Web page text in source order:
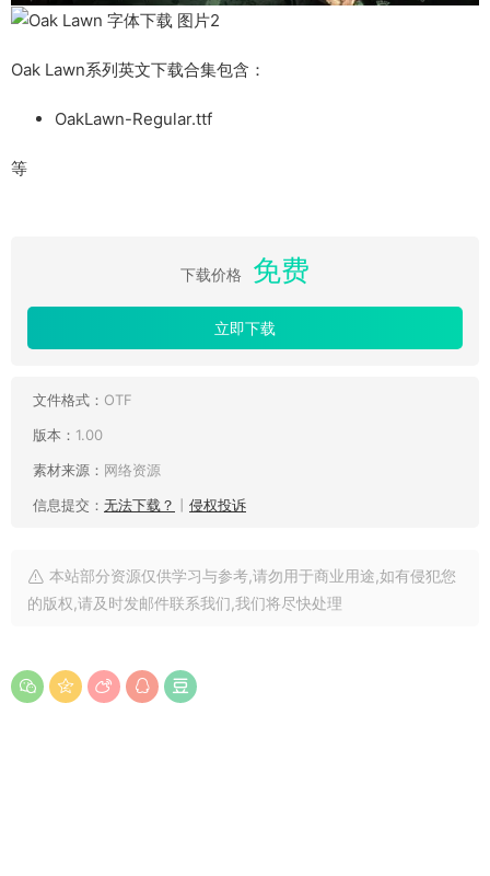
Oak Lawn系列英文下载合集包含：
OakLawn-Regular.ttf
等
下载价格 免费
立即下载
文件格式： OTF
版本： 1.00
素材来源： 网络资源
信息提交： 无法下载？ 侵权投诉
本站部分资源仅供学习与参考,请勿用于商业用途,如有侵犯您
的版权,请及时发邮件联系我们,我们将尽快处理